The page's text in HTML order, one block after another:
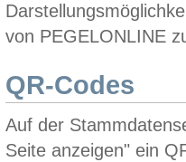
von PEGELONLINE
QR-Codes
Auf der
Seite anzeigen" ein